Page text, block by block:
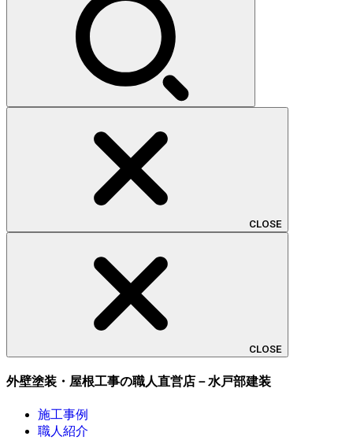
CLOSE
CLOSE
外壁塗装・屋根工事の職人直営店－水戸部建装
施工事例
職人紹介